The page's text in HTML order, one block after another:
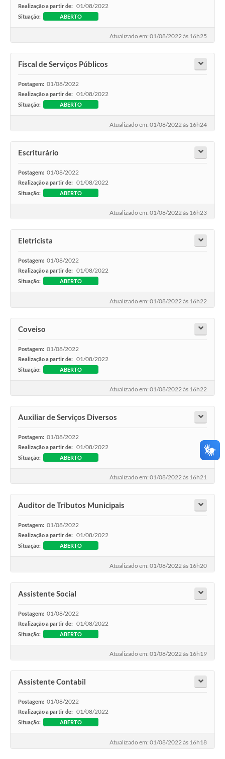
Realização a partir de: 01/08/2022
Situação: ABERTO
Atualizado em: 01/08/2022 às 16h25
Fiscal de Serviços Públicos
Postagem: 01/08/2022
Realização a partir de: 01/08/2022
Situação: ABERTO
Atualizado em: 01/08/2022 às 16h24
Escriturário
Postagem: 01/08/2022
Realização a partir de: 01/08/2022
Situação: ABERTO
Atualizado em: 01/08/2022 às 16h23
Eletricista
Postagem: 01/08/2022
Realização a partir de: 01/08/2022
Situação: ABERTO
Atualizado em: 01/08/2022 às 16h22
Coveiso
Postagem: 01/08/2022
Realização a partir de: 01/08/2022
Situação: ABERTO
Atualizado em: 01/08/2022 às 16h22
Auxiliar de Serviços Diversos
Postagem: 01/08/2022
Realização a partir de: 01/08/2022
Situação: ABERTO
Atualizado em: 01/08/2022 às 16h21
Auditor de Tributos Municipais
Postagem: 01/08/2022
Realização a partir de: 01/08/2022
Situação: ABERTO
Atualizado em: 01/08/2022 às 16h20
Assistente Social
Postagem: 01/08/2022
Realização a partir de: 01/08/2022
Situação: ABERTO
Atualizado em: 01/08/2022 às 16h19
Assistente Contabil
Postagem: 01/08/2022
Realização a partir de: 01/08/2022
Situação: ABERTO
Atualizado em: 01/08/2022 às 16h18